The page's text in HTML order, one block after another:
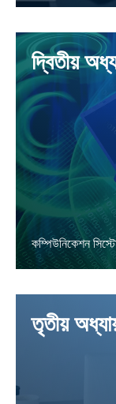
LEARN MORE
দ্বিতীয়
কম্পিউনিকেশন
তৃতীয়